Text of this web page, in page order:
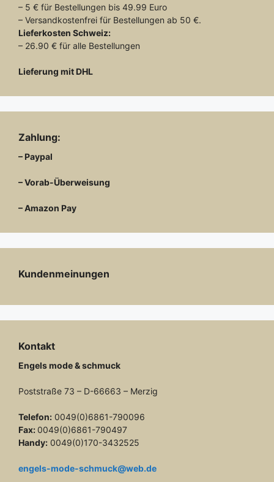
– 5 € für Bestellungen bis 49.99 Euro
– Versandkostenfrei für Bestellungen ab 50 €.
Lieferkosten Schweiz:
– 26.90 € für alle Bestellungen
Lieferung mit DHL
Zahlung:
– Paypal
– Vorab-Überweisung
– Amazon Pay
Kundenmeinungen
Kontakt
Engels mode & schmuck
Poststraße 73 – D-66663 – Merzig
Telefon: 0049(0)6861-790096
Fax: 0049(0)6861-790497
Handy: 0049(0)170-3432525
engels-mode-schmuck@web.de